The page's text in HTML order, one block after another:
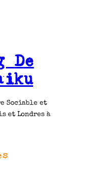
De
Sociable et
et Londres à